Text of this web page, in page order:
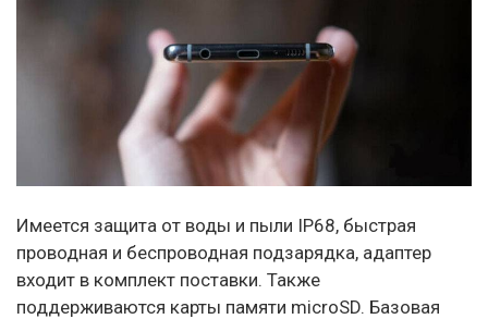
Имеется защита от воды и пыли IP68, быстрая
проводная и беспроводная подзарядка, адаптер
входит в комплект поставки. Также
поддерживаются карты памяти microSD. Базовая